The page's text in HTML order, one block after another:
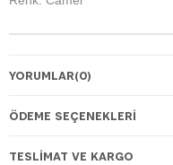
YORUMLAR(0)
ÖDEME SEÇENEKLERI
TESLIMAT VE KARGO